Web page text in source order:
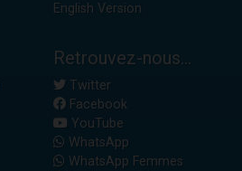
English Version
Retrouvez-nous...
Twitter
Facebook
YouTube
WhatsApp
WhatsApp Femmes